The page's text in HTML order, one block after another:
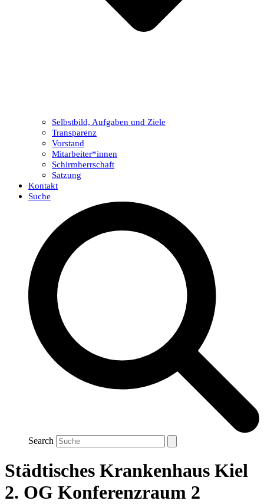
Selbstbild, Aufgaben und Ziele
Transparenz
Vorstand
Mitarbeiter*innen
Schirmherrschaft
Satzung
Kontakt
Suche
Search
Städtisches Krankenhaus Kiel
2. OG Konferenzraum 2